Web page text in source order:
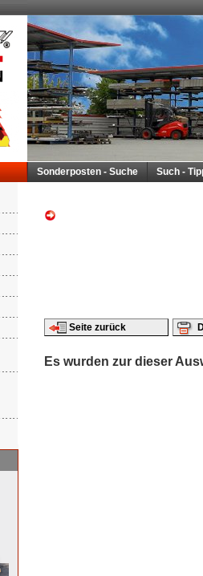
Sonderposten - Suche Such -
Seite zurück
Es wurden zur dieser